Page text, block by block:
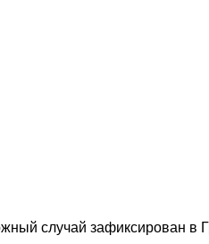
случай зафиксирован в